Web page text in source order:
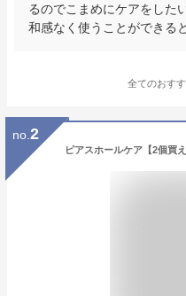
るのでこまめにケアをした
和感なく使うことができる
全てのおす
no. 2